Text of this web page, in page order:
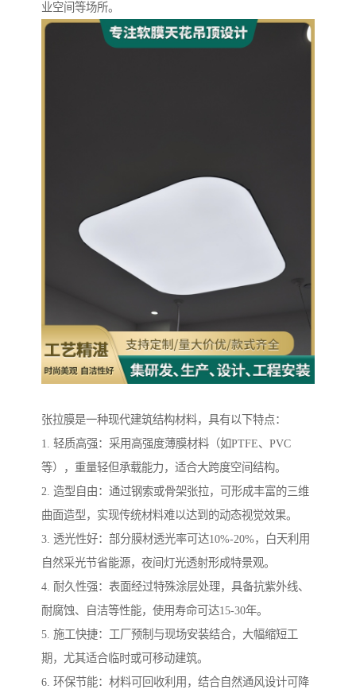
业空间等场所。
张拉膜是一种现代建筑结构材料，具有以下特点：
1. 轻质高强：采用高强度薄膜材料（如PTFE、PVC
等），重量轻但承载能力，适合大跨度空间结构。
2. 造型自由：通过钢索或骨架张拉，可形成丰富的三维
曲面造型，实现传统材料难以达到的动态视觉效果。
3. 透光性好：部分膜材透光率可达10%-20%，白天利用
自然采光节省能源，夜间灯光透射形成特景观。
4. 耐久性强：表面经过特殊涂层处理，具备抗紫外线、
耐腐蚀、自洁等性能，使用寿命可达15-30年。
5. 施工快捷：工厂预制与现场安装结合，大幅缩短工
期，尤其适合临时或可移动建筑。
6. 环保节能：材料可回收利用，结合自然通风设计可降